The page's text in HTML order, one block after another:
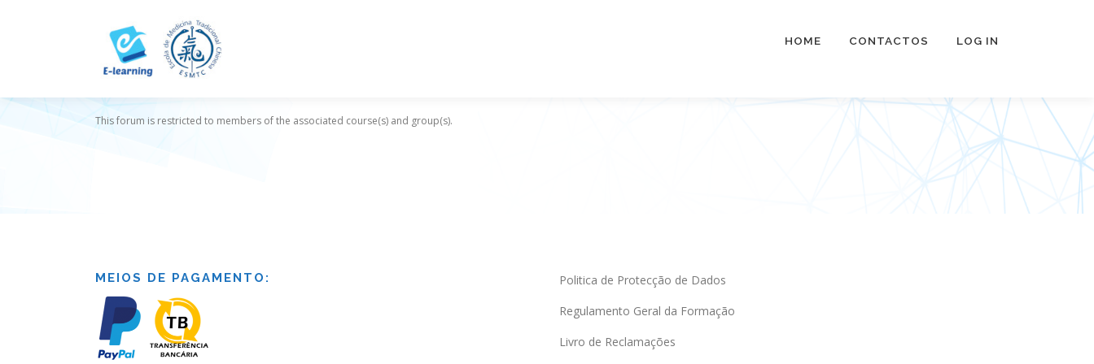
HOME CONTACTOS LOG IN
This forum is restricted to members of the associated course(s) and group(s).
MEIOS DE PAGAMENTO:
Politica de Protecção de Dados
Regulamento Geral da Formação
Livro de Reclamações